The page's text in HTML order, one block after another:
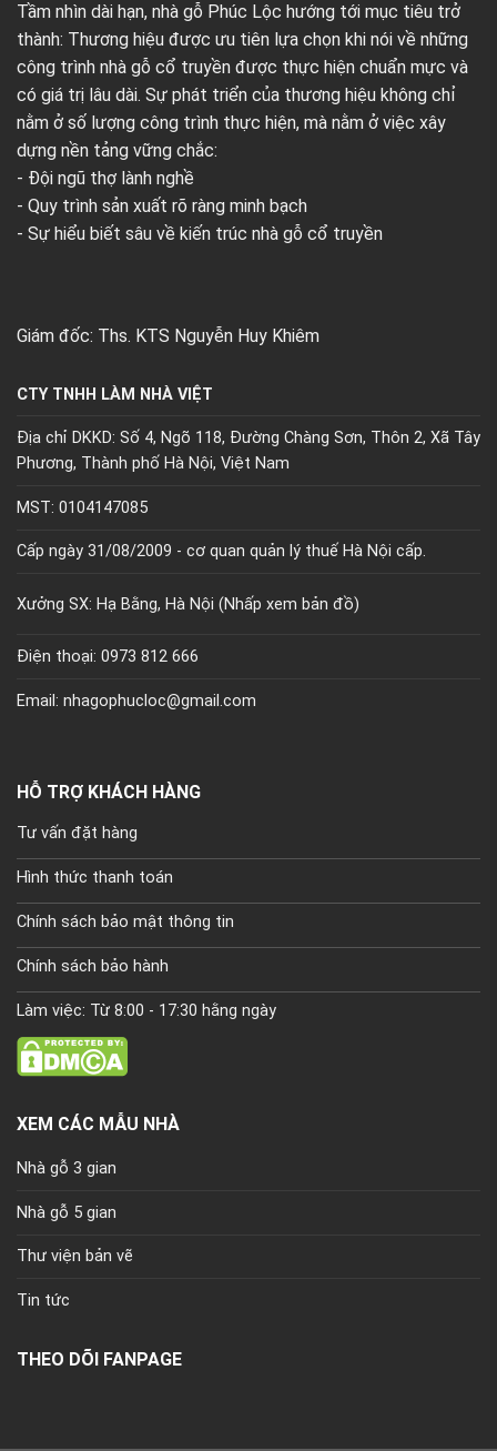
Tầm nhìn dài hạn, nhà gỗ Phúc Lộc hướng tới mục tiêu trở
thành: Thương hiệu được ưu tiên lựa chọn khi nói về những
công trình nhà gỗ cổ truyền được thực hiện chuẩn mực và
có giá trị lâu dài. Sự phát triển của thương hiệu không chỉ
nằm ở số lượng công trình thực hiện, mà nằm ở việc xây
dựng nền tảng vững chắc:
- Đội ngũ thợ lành nghề
- Quy trình sản xuất rõ ràng minh bạch
- Sự hiểu biết sâu về kiến trúc nhà gỗ cổ truyền
Giám đốc: Ths. KTS Nguyễn Huy Khiêm
CTY TNHH LÀM NHÀ VIỆT
Địa chỉ DKKD: Số 4, Ngõ 118, Đường Chàng Sơn, Thôn 2, Xã Tây
Phương, Thành phố Hà Nội, Việt Nam
MST: 0104147085
Cấp ngày 31/08/2009 - cơ quan quản lý thuế Hà Nội cấp.
Xưởng SX: Hạ Bằng, Hà Nội (Nhấp xem bản đồ)
Điện thoại: 0973 812 666
Email: nhagophucloc@gmail.com
HỖ TRỢ KHÁCH HÀNG
Tư vấn đặt hàng
Hình thức thanh toán
Chính sách bảo mật thông tin
Chính sách bảo hành
Làm việc: Từ 8:00 - 17:30 hằng ngày
XEM CÁC MẪU NHÀ
Nhà gỗ 3 gian
Nhà gỗ 5 gian
Thư viện bản vẽ
Tin tức
THEO DÕI FANPAGE